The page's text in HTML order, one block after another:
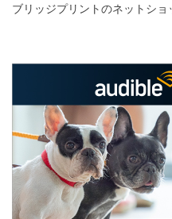
ブリッジプリントのネットシ